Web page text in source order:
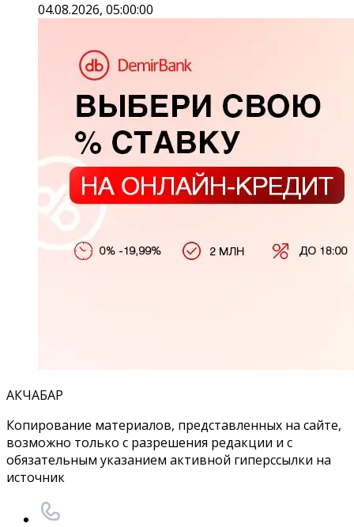
04.08.2026, 05:00:00
АКЧАБАР
Копирование материалов, представленных на сайте,
возможно только с разрешения редакции и с
обязательным указанием активной гиперссылки на
источник